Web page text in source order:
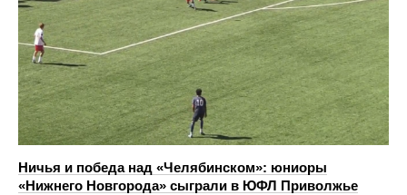
Ничья и победа над «Челябинском»: юниоры
«Нижнего Новгорода» сыграли в ЮФЛ Приволжье